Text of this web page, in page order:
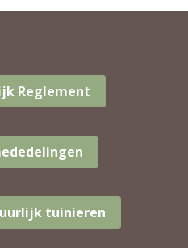
Reglement
tuinieren